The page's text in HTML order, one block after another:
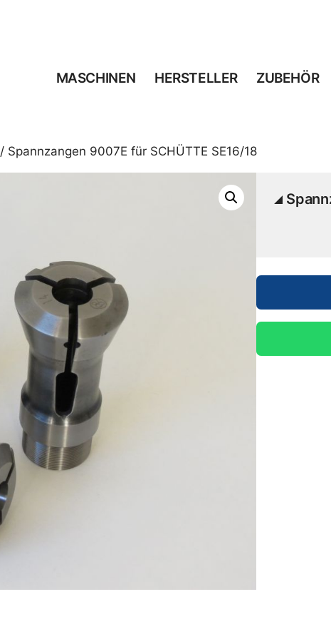
MASCHINEN HERSTELLER ZUBEHÖR
/ Spannzangen 9007E für SCHÜTTE SE16/18